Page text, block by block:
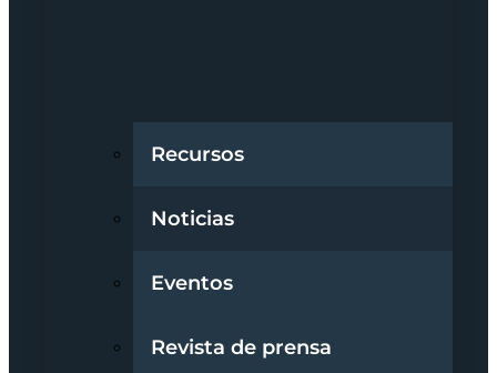
Recursos
Noticias
Eventos
Revista de prensa